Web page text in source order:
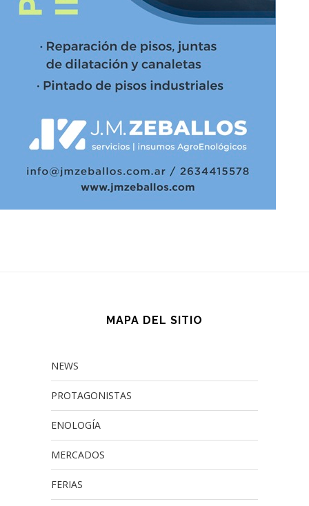
MAPA DEL SITIO
NEWS
PROTAGONISTAS
ENOLOGÍA
MERCADOS
FERIAS